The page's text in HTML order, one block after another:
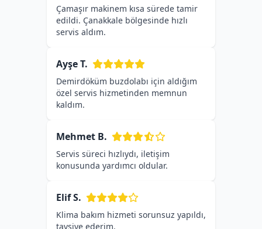
Çamaşır makinem kısa sürede tamir
edildi. Çanakkale bölgesinde hızlı
servis aldım.
Ayşe T.
Demirdöküm buzdolabı için aldığım
özel servis hizmetinden memnun
kaldım.
Mehmet B.
Servis süreci hızlıydı, iletişim
konusunda yardımcı oldular.
Elif S.
Klima bakım hizmeti sorunsuz yapıldı,
tavsiye ederim.